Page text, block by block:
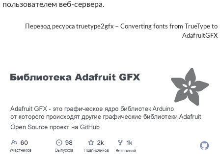
пользователем веб-сервера.
Перевод ресурса truetype2gfx – Converting fonts from TrueType to
AdafruitGFX